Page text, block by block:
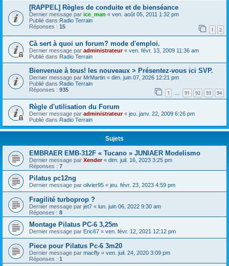
[RAPPEL] Règles de conduite et de bienséance
Dernier message par ice_man « ven. août 05, 2011 1:32 pm
Publié dans Radio Terrain
Réponses : 15 1 2
Cà sert à quoi un forum? mode d'emploi.
Dernier message par administrateur« ven. févr. 13, 2009 11:36 am
Publié dans Radio Terrain
Bienvenue à tous! les nouveaux > Présentez-vous ici SVP.
Dernier message par MrMartin « dim. juin 07, 2026 12:21 pm
Publié dans Radio Terrain
Réponses : 935 1 … 91 92 93 94
Règle d'utilisation du Forum
Dernier message par administrateur« jeu. janv. 22, 2009 6:26 pm
Publié dans Radio Terrain
Sujets
EMBRAER EMB-312F « Tucano » JUNIAER Modelismo
Dernier message par Xender« dim. juil. 16, 2023 3:25 pm
Réponses : 7
Pilatus pc12ng
Dernier message par olivier95 « jeu. févr. 23, 2023 4:59 pm
Fragilité turboprop ?
Dernier message par jet7 « lun. juin 06, 2022 9:30 am
Réponses : 8
Montage Pilatus PC-6 3,25m
Dernier message par Eric67 « ven. févr. 12, 2021 12:12 pm
Piece pour Pilatus Pc-6 3m20
Dernier message par macfly « ven. juil. 24, 2020 3:09 pm
Réponses : 1